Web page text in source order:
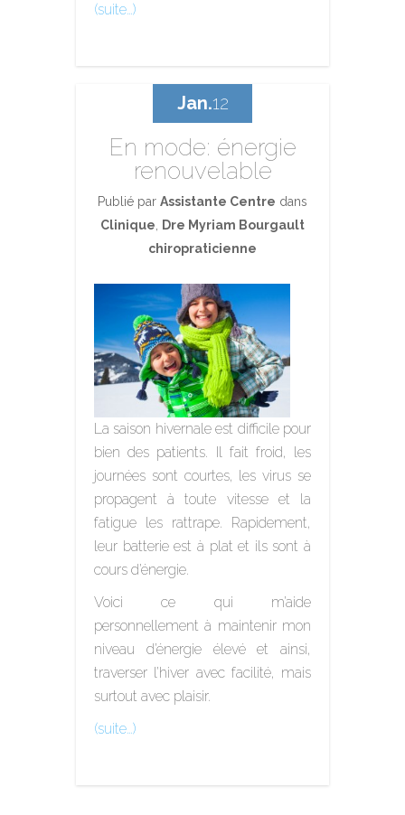
(suite…)
En mode: énergie
renouvelable
Publié par Assistante Centre dans
Clinique
Dre Myriam Bourgault
chiropraticienne
La saison hivernale est difficile pour
bien des patients. Il fait froid, les
journées sont courtes, les virus se
propagent à toute vitesse et la
fatigue les rattrape. Rapidement,
leur batterie est à plat et ils sont à
cours d’énergie.
Voici ce qui m’aide
personnellement à maintenir mon
niveau d’énergie élevé et ainsi,
traverser l’hiver avec facilité, mais
surtout avec plaisir.
(suite…)
Jan.12